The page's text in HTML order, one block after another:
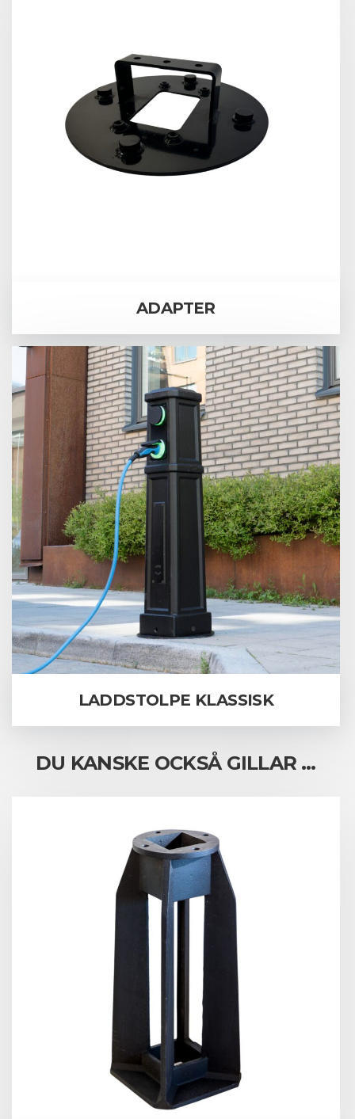
ADAPTER
LADDSTOLPE KLASSISK
DU KANSKE OCKSÅ GILLAR …